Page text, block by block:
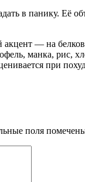
в панику. Её
— на
манка, рис,
при
поля